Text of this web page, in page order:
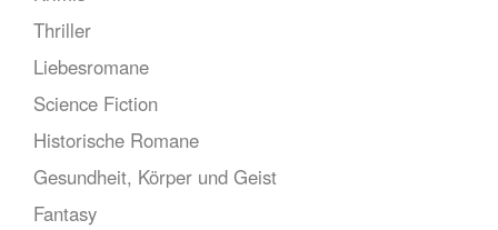
Thriller
Liebesromane
Science Fiction
Historische Romane
Gesundheit, Körper und Geist
Fantasy